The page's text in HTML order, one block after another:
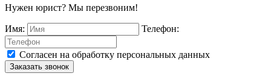
Нужен юрист? Мы перезвоним!
Имя: Телефон:
Согласен на обработку персональных данных
Заказать звонок